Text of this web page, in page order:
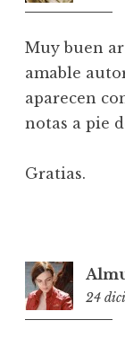
Muy buen
amable
aparecen
notas a pie
Gratias.
24